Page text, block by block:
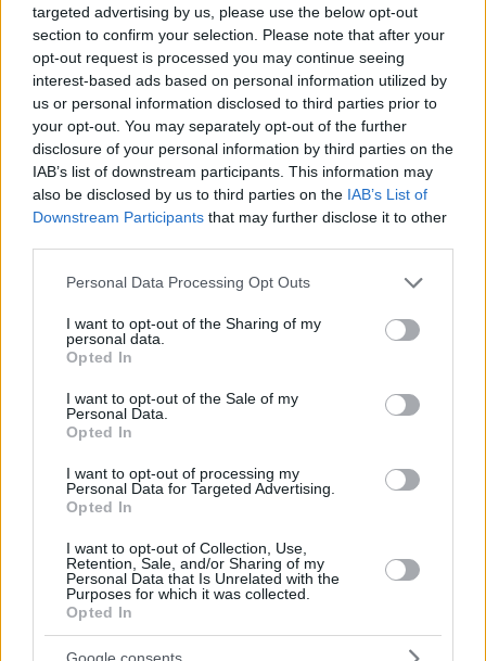
targeted advertising by us, please use the below opt-out
section to confirm your selection. Please note that after your
opt-out request is processed you may continue seeing
interest-based ads based on personal information utilized by
us or personal information disclosed to third parties prior to
your opt-out. You may separately opt-out of the further
disclosure of your personal information by third parties on the
IAB’s list of downstream participants. This information may
also be disclosed by us to third parties on the IAB’s List of
Downstream Participants that may further disclose it to other
Please note that this website/app uses one or more Google
not limited to your visit or usage behaviour. You may click to
grant or deny consent to Google and its third-party tags to
use your data for below specified purposes in below Google
consent section.
Personal Data Processing Opt Outs
I want to opt-out of the Sharing of my
personal data.
Opted In
I want to opt-out of the Sale of my
Personal Data.
Opted In
I want to opt-out of processing my
Personal Data for Targeted Advertising.
Opted In
I want to opt-out of Collection, Use,
Retention, Sale, and/or Sharing of my
Personal Data that Is Unrelated with the
Purposes for which it was collected.
Opted In
L’inquinamento è stato localizzato e i dipendenti del Comune
si assicureranno che non si diffonda nelle acque naturali, si
legge nel comunicato. Sono in corso anche le analisi di
laboratorio dell’acqua, ha aggiunto.
Se ha perso:
Gravi irregolarità nell’impianto di batterie CATL di Debrecen:
i lavoratori lamentano un’intossicazione – foto,
aggiornamento
lavoratori ospiti.
ambiente categoria affari
debrecen
investimenti #ungheria
Leave a Reply
Your email address will not be published. Required fields are marked*
*